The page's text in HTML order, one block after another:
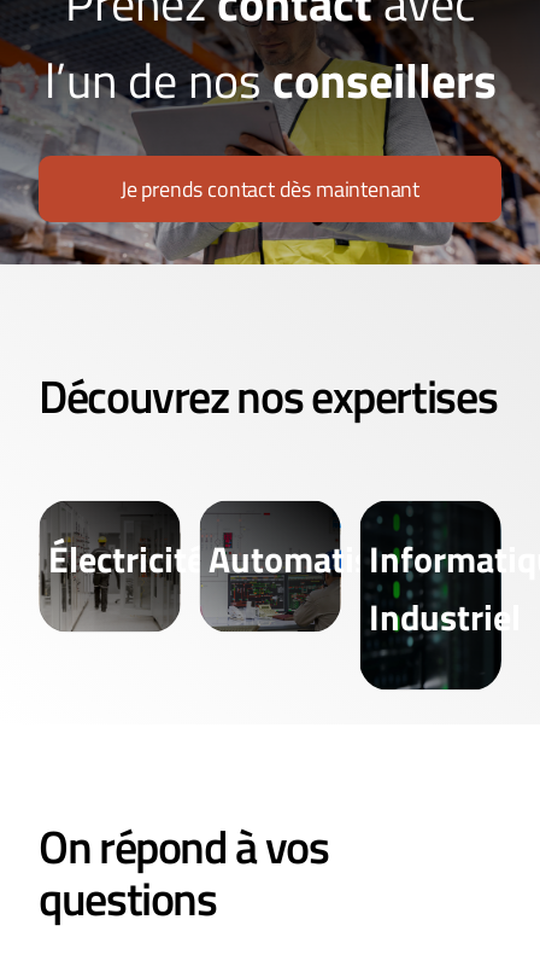
l’un de nosconseillers
Je prends contact dès maintenant
Découvrez nos expertises
ÉlectricitéAutomatisme
Industriel
On répond à vos
questions